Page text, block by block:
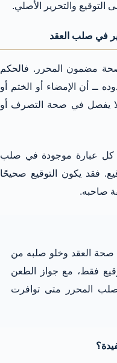
التوقيع والتحرير الأصلي.
في صلب العقد
مضمون المحرر. فالحكم
ــ أن الإمضاء أو الختم أو
لا يفصل في صحة التصرف أو
كل عبارة موجودة في صلب
فقد يكون التوقيع صحيحًا
صاحبه.
صحة العقد وخلو صلبه من
فقط، مع جواز الطعن
المحرر متى توافرت